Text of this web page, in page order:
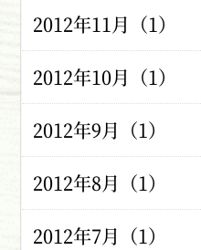
2012年11月（1）
2012年10月（1）
2012年9月（1）
2012年8月（1）
2012年7月（1）